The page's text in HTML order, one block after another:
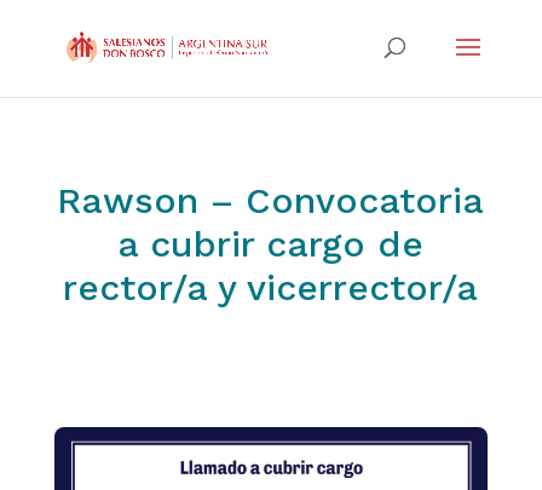
Rawson – Convocatoria
a cubrir cargo de
rector/a y vicerrector/a